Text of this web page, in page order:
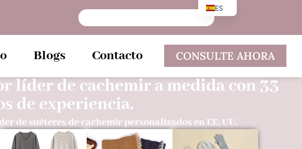
Blogs Contacto CONSULTE AHORA
líder de cachemir a medida con 33
de experiencia.
de suéteres de cachemir personalizados en EE. UU.
ES